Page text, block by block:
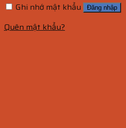
Ghi nhớ mật khẩu
Đăng nhập
Quên mật khẩu?